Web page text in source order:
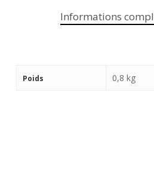
Informations
Poids 0,8 kg